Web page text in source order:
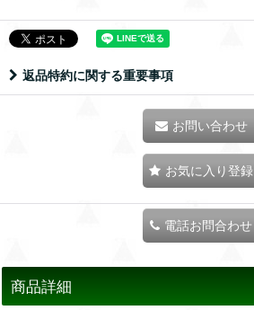
返品特約に関する重要事項
お問い合わせ
お気に入り登録
電話お問合わせ
商品詳細